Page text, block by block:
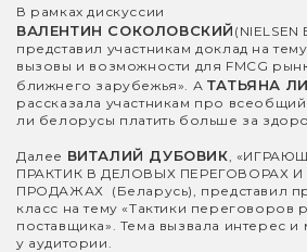
В рамках дискуссии
ВАЛЕНТИН СОКОЛОВСКИЙ
представил участникам доклад на
вызовы и возможности для FMCG
ближнего зарубежья». А ТАТЬЯНА
рассказала участникам про
ли белорусы платить больше за
Далее ВИТАЛИЙ ДУБОВИК,
ПРАКТИК В ДЕЛОВЫХ ПЕРЕГОВОРАХ
ПРОДАЖАХ (Беларусь), представил
класс на тему «Тактики переговоров
поставщика». Тема вызвала интерес
у аудитории.